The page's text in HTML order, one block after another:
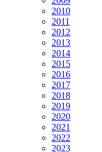
2010
2011
2012
2013
2014
2015
2016
2017
2018
2019
2020
2021
2022
2023